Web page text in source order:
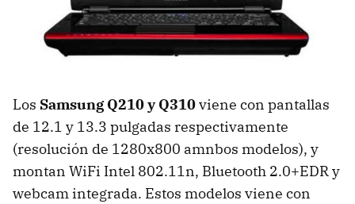
Los Samsung Q210 y Q310viene con pantallas
de 12.1 y 13.3 pulgadas respectivamente
(resolución de 1280x800 amnbos modelos), y
montan WiFi Intel 802.11n, Bluetooth 2.0+EDR y
webcam integrada. Estos modelos viene con